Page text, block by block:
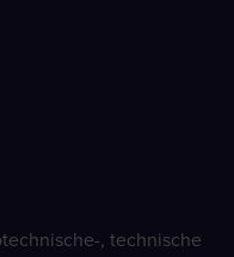
, technische